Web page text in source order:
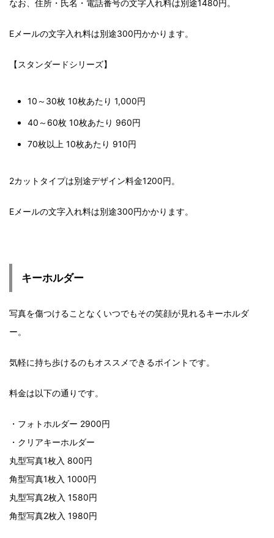
なお、住所・氏名・電話番号の文字入れ料は別途1480円。
Eメールの文字入れ料は別途300円かかります。
【スタンダードシリーズ】
10～30枚 10枚あたり 1,000円
40～60枚 10枚あたり 960円
70枚以上 10枚あたり 910円
2カットタイプは別途デザイン料金1200円。
Eメールの文字入れ料は別途300円かかります。
キーホルダー
写真を傷つけることなくいつでもその笑顔が見れるキーホルダ
ー。
気軽に持ち歩けるのもオススメできるポイントです。
料金は以下の通りです。
・フォトホルダー 2900円
・クリアキーホルダー
丸型写真1枚入 800円
角型写真1枚入 1000円
丸型写真2枚入 1580円
角型写真2枚入 1980円